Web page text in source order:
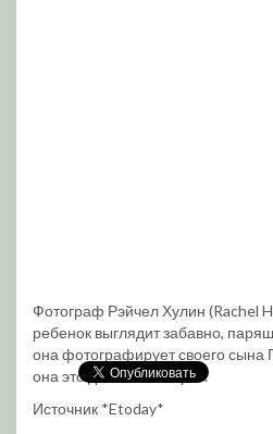
Фотограф Рэйчел Хулин (Rachel
ребенок выглядит забавно,
она фотографирует своего сына
она это делает — секрет.
Источник *Etoday*